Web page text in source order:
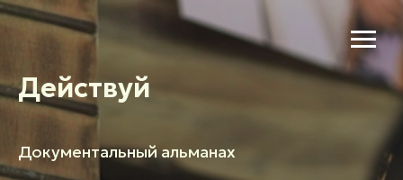
Действуй
Документальный альманах